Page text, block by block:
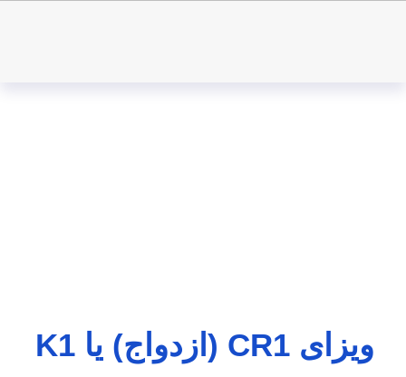
ویزای CR1 (ازدواج) یا K1